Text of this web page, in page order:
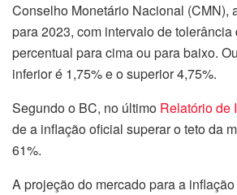
Conselho Monetário Nacional (CMN),
para 2023, com intervalo de tolerância
percentual para cima ou para baixo.
inferior é 1,75% e o superior 4,75%.
Segundo o BC, no último Relatório de
de a inflação oficial superar o teto da
61%.
A projeção do mercado para a